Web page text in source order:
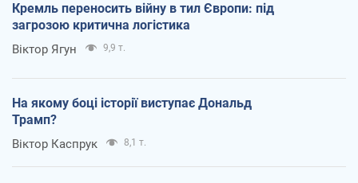
Кремль переносить війну в тил Європи: під
загрозою критична логістика
Віктор Ягун 9,9 т.
На якому боці історії виступає Дональд
Трамп?
Віктор Каспрук 8,1 т.